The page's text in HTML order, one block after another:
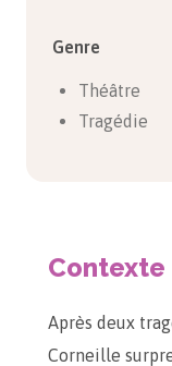
Genre
Théâtre
Tragédie
Contexte
Après deux
Corneille